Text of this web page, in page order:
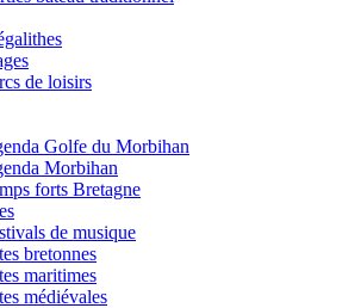
de loisirs
Golfe du Morbihan
Morbihan
forts Bretagne
de musique
bretonnes
maritimes
médiévales